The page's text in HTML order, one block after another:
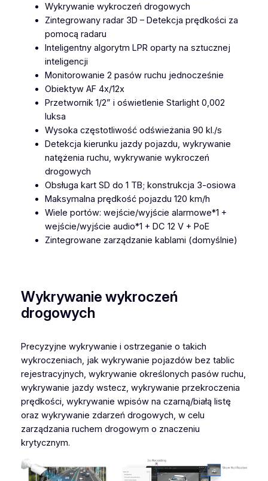
Wykrywanie wykroczeń drogowych
Zintegrowany radar 3D – Detekcja prędkości za
pomocą radaru
Inteligentny algorytm LPR oparty na sztucznej
inteligencji
Monitorowanie 2 pasów ruchu jednocześnie
Obiektyw AF 4x/12x
Przetwornik 1/2” i oświetlenie Starlight 0,002
luksa
Wysoka częstotliwość odświeżania 90 kl./s
Detekcja kierunku jazdy pojazdu, wykrywanie
natężenia ruchu, wykrywanie wykroczeń
drogowych
Obsługa kart SD do 1 TB; konstrukcja 3-osiowa
Maksymalna prędkość pojazdu 120 km/h
Wiele portów: wejście/wyjście alarmowe*1 +
wejście/wyjście audio*1 + DC 12 V + PoE
Zintegrowane zarządzanie kablami (domyślnie)
Wykrywanie wykroczeń
drogowych
Precyzyjne wykrywanie i ostrzeganie o takich
wykroczeniach, jak wykrywanie pojazdów bez tablic
rejestracyjnych, wykrywanie określonych pasów ruchu,
wykrywanie jazdy wstecz, wykrywanie przekroczenia
prędkości, wykrywanie wpisów na czarną/białą listę
oraz wykrywanie zdarzeń drogowych, w celu
zarządzania ruchem drogowym o znaczeniu
krytycznym.